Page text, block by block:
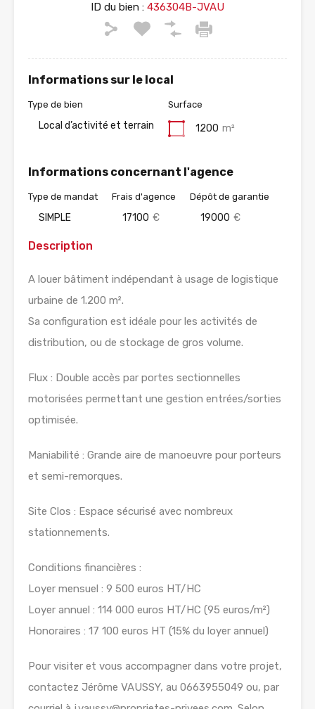
ID du bien : 436304B-JVAU
Informations sur le local
Type de bien
Local d’activité et terrain
Surface
1200 m²
Informations concernant l'agence
Type de mandat
SIMPLE
Frais d'agence
17100 €
Dépôt de garantie
19000 €
Description
A louer bâtiment indépendant à usage de logistique
urbaine de 1.200 m².
Sa configuration est idéale pour les activités de
distribution, ou de stockage de gros volume.
Flux : Double accès par portes sectionnelles
motorisées permettant une gestion entrées/sorties
optimisée.
Maniabilité : Grande aire de manoeuvre pour porteurs
et semi-remorques.
Site Clos : Espace sécurisé avec nombreux
stationnements.
Conditions financières :
Loyer mensuel : 9 500 euros HT/HC
Loyer annuel : 114 000 euros HT/HC (95 euros/m²)
Honoraires : 17 100 euros HT (15% du loyer annuel)
Pour visiter et vous accompagner dans votre projet,
contactez Jérôme VAUSSY, au 0663955049 ou, par